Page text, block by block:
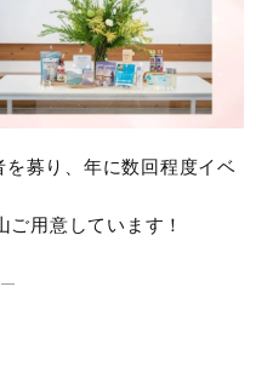
募り、年に数回程度イベ
用意しています！
―